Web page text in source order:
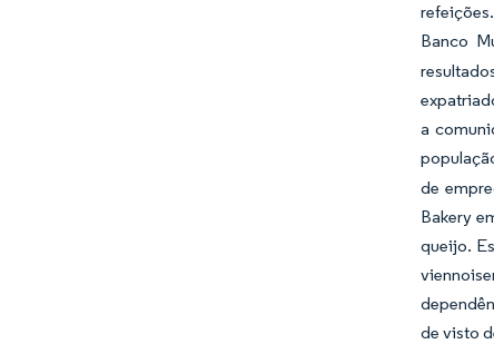
Banco
a
de
Bakery
queijo.
de visto